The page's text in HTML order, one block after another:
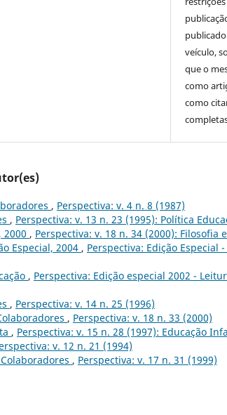
veículo,
que o
como
como
, Perspectiva: v. 4 n. 8 (1987)
, Perspectiva: v. 13 n. 23 (1995): Política
2000 , Perspectiva: v. 18 n. 34 (2000): Filosofia
Especial, 2004 , Perspectiva: Edição Especial
, Perspectiva: Edição especial 2002 -
, Perspectiva: v. 14 n. 25 (1996)
, Perspectiva: v. 18 n. 33 (2000)
, Perspectiva: v. 15 n. 28 (1997): Educação
v. 12 n. 21 (1994)
, Perspectiva: v. 17 n. 31 (1999)